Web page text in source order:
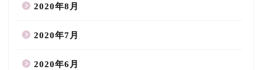
2020年8月
2020年7月
2020年6月